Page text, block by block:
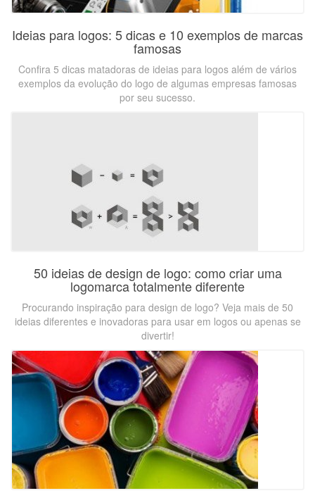
Ideias para logos: 5 dicas e 10 exemplos de marcas
famosas
Confira 5 dicas matadoras de ideias para logos além de vários
exemplos da evolução do logo de algumas empresas famosas
por seu sucesso.
50 ideias de design de logo: como criar uma
logomarca totalmente diferente
Procurando inspiração para design de logo? Veja mais de 50
ideias diferentes e inovadoras para usar em logos ou apenas se
divertir!